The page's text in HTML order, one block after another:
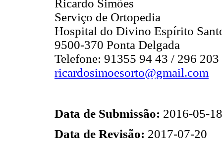
Ricardo Simões
Serviço de Ortopedia
Hospital do Divino Espírito
9500-370 Ponta Delgada
Telefone: 91355 94 43 / 296 203
ricardosimoesorto@gmail.com
Data de Submissão: 2016-05-18
Data de Revisão: 2017-07-20